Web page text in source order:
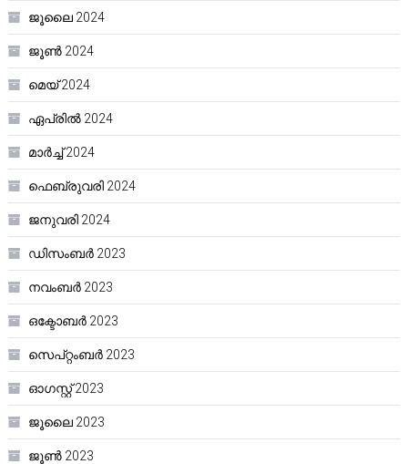
ജൂലൈ 2024
ജൂൺ 2024
മെയ്‌ 2024
ഏപ്രിൽ 2024
മാർച്ച്‌ 2024
ഫെബ്രുവരി 2024
ജനുവരി 2024
ഡിസംബർ 2023
നവംബർ 2023
ഒക്ടോബർ 2023
സെപ്റ്റംബർ 2023
ഓഗസ്റ്റ്‌ 2023
ജൂലൈ 2023
ജൂൺ 2023